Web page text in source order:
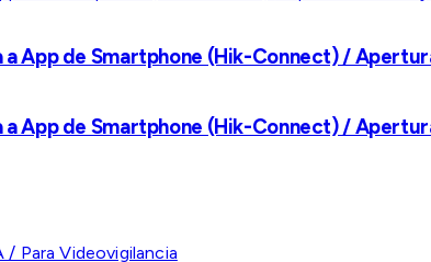
App de Smartphone (Hik-Connect) /
App de Smartphone (Hik-Connect) /